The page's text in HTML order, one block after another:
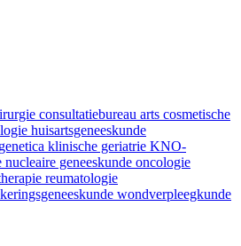
consultatiebureau arts cosmetische
huisartsgeneeskunde
klinische geriatrie KNO-
nucleaire geneeskunde oncologie
reumatologie
wondverpleegkunde